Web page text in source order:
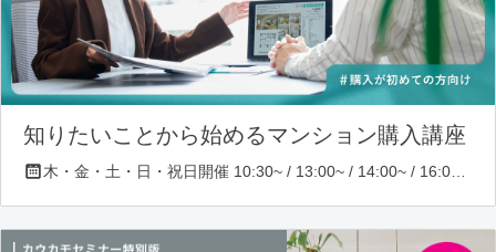
知りたいことから始めるマンション購入講座